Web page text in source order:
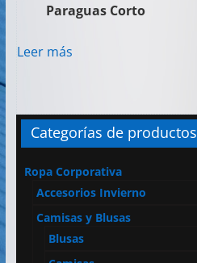
Paraguas Corto
Leer más
Categorías de productos
Ropa Corporativa
Accesorios Invierno
Camisas y Blusas
Blusas